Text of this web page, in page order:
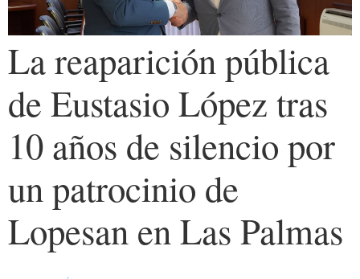
La reaparición pública
de Eustasio López tras
10 años de silencio por
un patrocinio de
Lopesan en Las Palmas